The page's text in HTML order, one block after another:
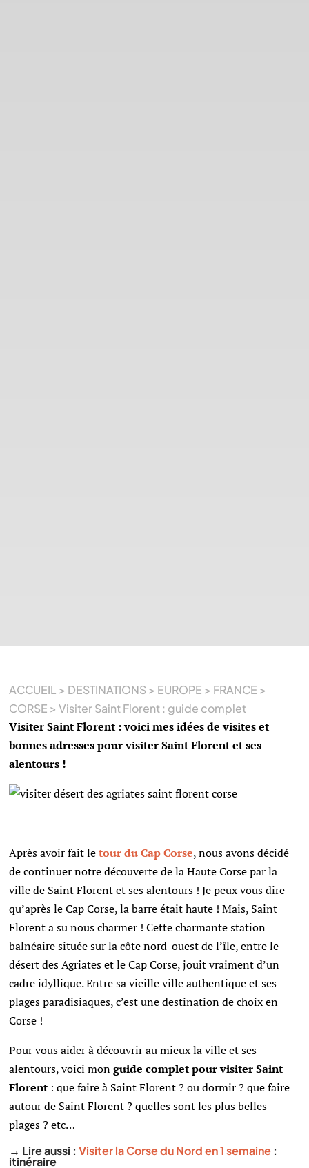
ACCUEIL > DESTINATIONS> EUROPE > FRANCE >
CORSE >Visiter Saint Florent : guide complet
Visiter Saint Florent : voici mes idées de visites et
bonnes adresses pour visiter Saint Florent et ses
alentours !
Après avoir fait letour du Cap Corse, nous avons décidé
de continuer notre découverte de la Haute Corse par la
ville de Saint Florent et ses alentours ! Je peux vous dire
qu’après le Cap Corse, la barre était haute ! Mais, Saint
Florent a su nous charmer ! Cette charmante station
balnéaire située sur la côte nord-ouest de l’île, entre le
désert des Agriates et le Cap Corse, jouit vraiment d’un
cadre idyllique. Entre sa vieille ville authentique et ses
plages paradisiaques, c’est une destination de choix en
Corse !
Pour vous aider à découvrir au mieux la ville et ses
alentours, voici monguide complet pour visiter Saint
Florent : que faire à Saint Florent ? ou dormir ? que faire
autour de Saint Florent ? quelles sont les plus belles
plages ? etc…
→ Lire aussi :Visiter la Corse du Nord en 1 semaine :
itinéraire